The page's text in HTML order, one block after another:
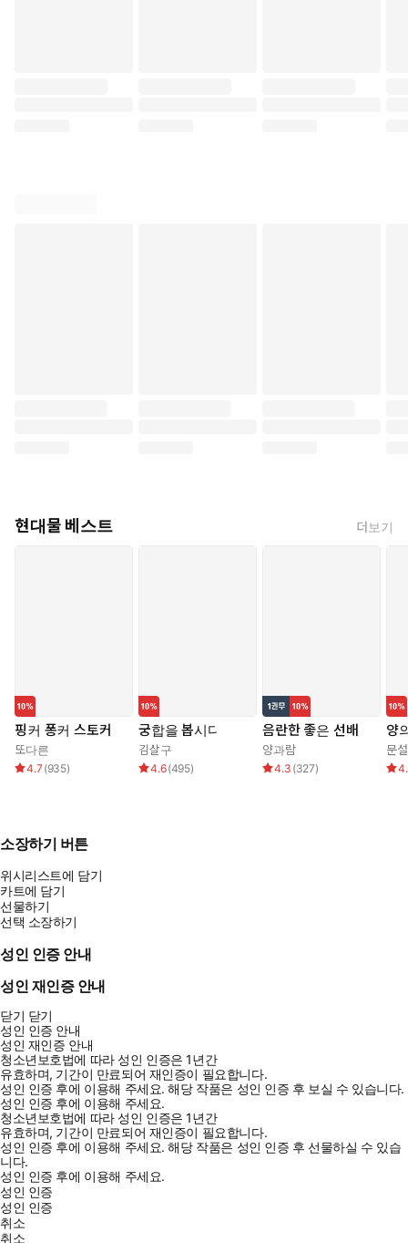
현대물 베스트 더보기
핑커 퐁커 스토커
또다른
4.7 (935)
궁합을 봅시다
김살구
4.6(495)
음란한 좋은 선배
양과람
4.3 (327)
양
문
소장하기 버튼
위시리스트에 담기
카트에 담기
선물하기
선택 소장하기
성인 인증 안내
성인 재인증 안내
닫기 닫기
성인 인증 안내
성인 재인증 안내
청소년보호법에 따라 성인 인증은 1년간
유효하며, 기간이 만료되어 재인증이 필요합니다.
성인 인증 후에 이용해 주세요.해당 작품은 성인 인증 후 보실 수 있습니다.
성인 인증 후에 이용해 주세요.
청소년보호법에 따라 성인 인증은 1년간
유효하며, 기간이 만료되어 재인증이 필요합니다.
성인 인증 후에 이용해 주세요.해당 작품은 성인 인증 후 선물하실 수 있습
니다.
성인 인증 후에 이용해 주세요.
성인 인증
성인 인증
취소
취소